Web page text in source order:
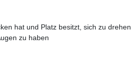
hat und Platz besitzt, sich zu drehen
zu haben